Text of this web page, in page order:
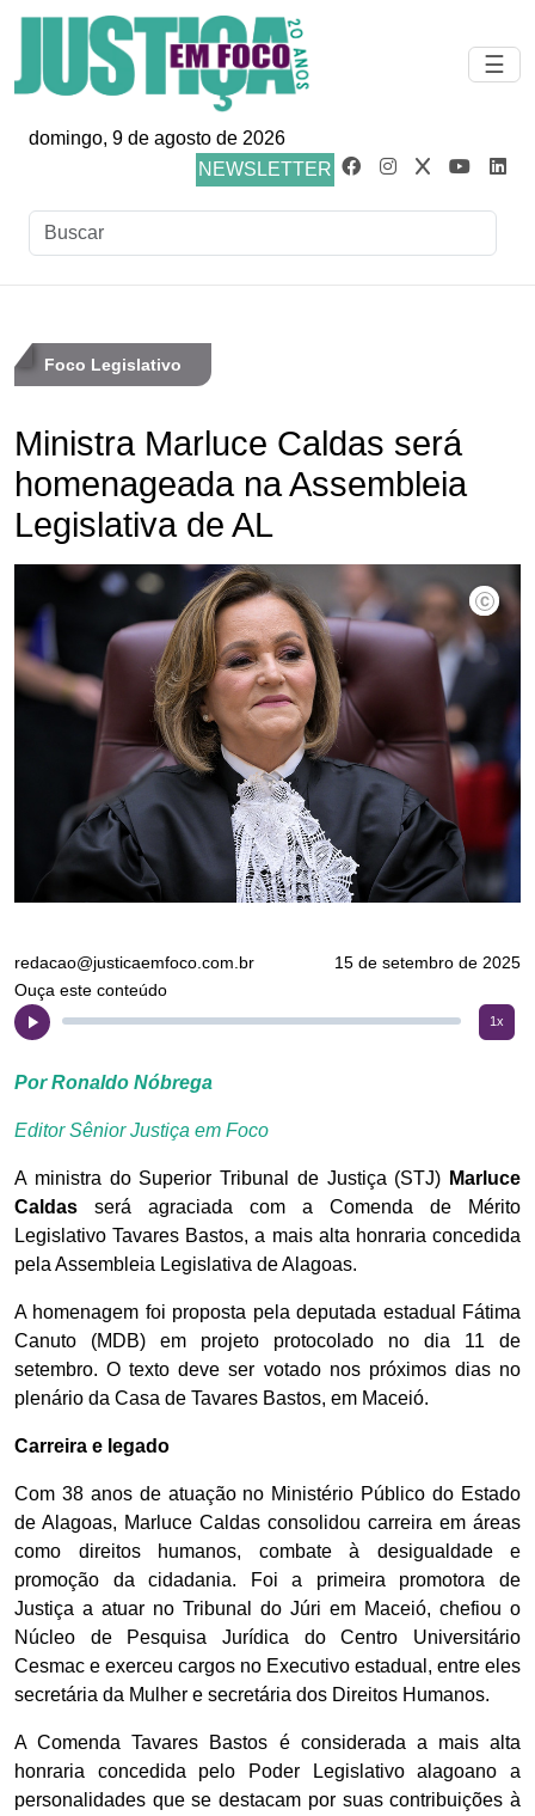
☰
domingo, 9 de agosto de 2026
NEWSLETTER
Foco Legislativo
Ministra Marluce Caldas será
homenageada na Assembleia
Legislativa de AL
Rafael
redacao@justicaemfoco.com.br
15 de setembro de 2025
Ouça este conteúdo
1x
Por Ronaldo Nóbrega
Editor Sênior Justiça em Foco
A ministra do Superior Tribunal de Justiça (STJ) Marluce
Caldas será agraciada com a Comenda de Mérito
Legislativo Tavares Bastos, a mais alta honraria concedida
pela Assembleia Legislativa de Alagoas.
A homenagem foi proposta pela deputada estadual Fátima
Canuto (MDB) em projeto protocolado no dia 11 de
setembro. O texto deve ser votado nos próximos dias no
plenário da Casa de Tavares Bastos, em Maceió.
Carreira e legado
Com 38 anos de atuação no Ministério Público do Estado
de Alagoas, Marluce Caldas consolidou carreira em áreas
como direitos humanos, combate à desigualdade e
promoção da cidadania. Foi a primeira promotora de
Justiça a atuar no Tribunal do Júri em Maceió, chefiou o
Núcleo de Pesquisa Jurídica do Centro Universitário
Cesmac e exerceu cargos no Executivo estadual, entre eles
secretária da Mulher e secretária dos Direitos Humanos.
A Comenda Tavares Bastos é considerada a mais alta
honraria concedida pelo Poder Legislativo alagoano a
personalidades que se destacam por suas contribuições à